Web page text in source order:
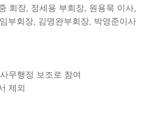
회장, 정세용 부회장, 원용묵 이사,
부회장, 김명완부회장, 박영준이사
무행정 보조로 참여
제외